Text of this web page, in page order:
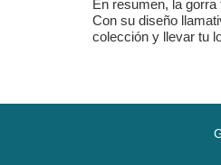
En resumen, la
Con su diseño
colección y llevar tu